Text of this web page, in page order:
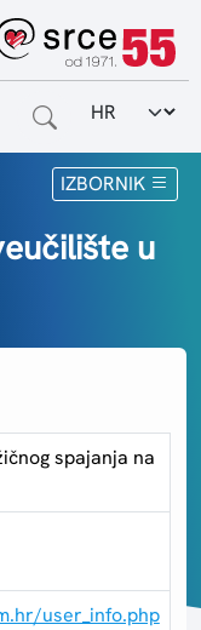
Odabir
IZBORNIK
u
spajanja na
user_info.php